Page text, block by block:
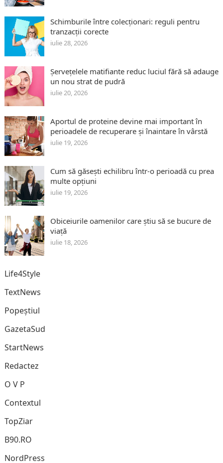
Schimburile între colecționari: reguli pentru
tranzacții corecte
iulie 28, 2026
Șervețelele matifiante reduc luciul fără să adauge
un nou strat de pudră
iulie 20, 2026
Aportul de proteine devine mai important în
perioadele de recuperare și înaintare în vârstă
iulie 19, 2026
Cum să găsești echilibru într-o perioadă cu prea
multe opțiuni
iulie 19, 2026
Obiceiurile oamenilor care știu să se bucure de
viață
iulie 18, 2026
Life4Style
TextNews
Popeștiul
GazetaSud
StartNews
Redactez
O V P
Contextul
TopZiar
B90.RO
NordPress